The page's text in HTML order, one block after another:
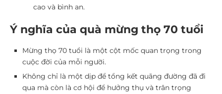
cao và bình an.
Ý nghĩa của quà mừng thọ 70 tuổi
Mừng thọ 70 tuổi là một cột mốc quan trọng trong
cuộc đời của mỗi người.
Không chỉ là một dịp để tổng kết quãng đường đã đi
qua mà còn là cơ hội để hưởng thụ và trân trọng